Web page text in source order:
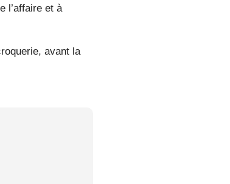
l’affaire et à
avant la